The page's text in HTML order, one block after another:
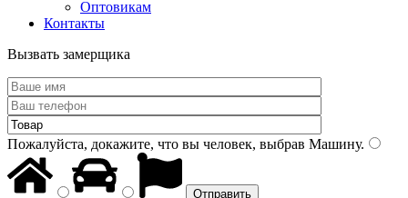
Оптовикам
Контакты
Вызвать замерщика
Пожалуйста, докажите, что вы человек, выбрав Машину.